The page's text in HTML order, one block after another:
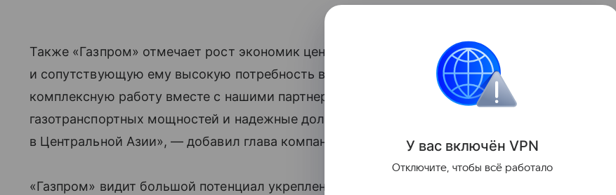
Также «Газпром» отмечает рост экономик центральноазиатских стран
и сопутствующую ему высокую потребность в энергоресурсах. «Поэтому ведем
комплексную работу вместе с нашими партнерами. Наша общая цель — расширение
газотранспортных мощностей и надежные долгосрочные поставки газа потребителям
в Центральной Азии», — добавил глава компании.
«Газпром» видит большой потенциал укрепления отношений со всеми странами,
У вас включён VPN
Отключите, чтобы всё работало